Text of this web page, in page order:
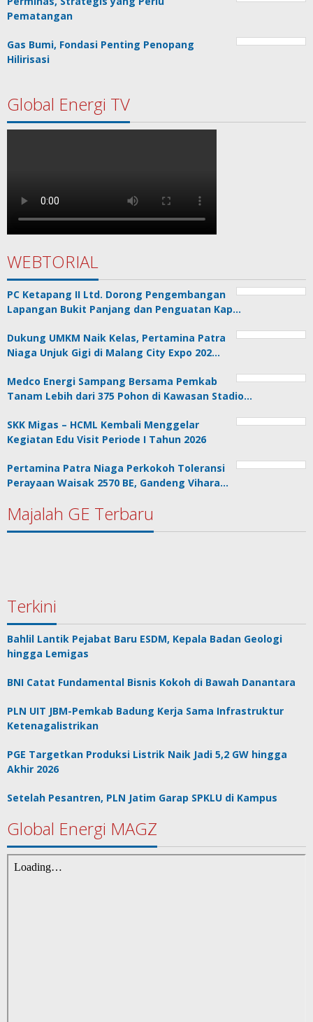
Pematangan
Gas Bumi, Fondasi Penting Penopang
Hilirisasi
Global Energi TV
WEBTORIAL
PC Ketapang II Ltd. Dorong Pengembangan
Lapangan Bukit Panjang dan Penguatan Kap…
Dukung UMKM Naik Kelas, Pertamina Patra
Niaga Unjuk Gigi di Malang City Expo 202…
Medco Energi Sampang Bersama Pemkab
Tanam Lebih dari 375 Pohon di Kawasan Stadio…
SKK Migas – HCML Kembali Menggelar
Kegiatan Edu Visit Periode I Tahun 2026
Pertamina Patra Niaga Perkokoh Toleransi
Perayaan Waisak 2570 BE, Gandeng Vihara…
Majalah GE Terbaru
Terkini
Bahlil Lantik Pejabat Baru ESDM, Kepala Badan Geologi
hingga Lemigas
BNI Catat Fundamental Bisnis Kokoh di Bawah Danantara
PLN UIT JBM-Pemkab Badung Kerja Sama Infrastruktur
Ketenagalistrikan
PGE Targetkan Produksi Listrik Naik Jadi 5,2 GW hingga
Akhir 2026
Setelah Pesantren, PLN Jatim Garap SPKLU di Kampus
Global Energi MAGZ